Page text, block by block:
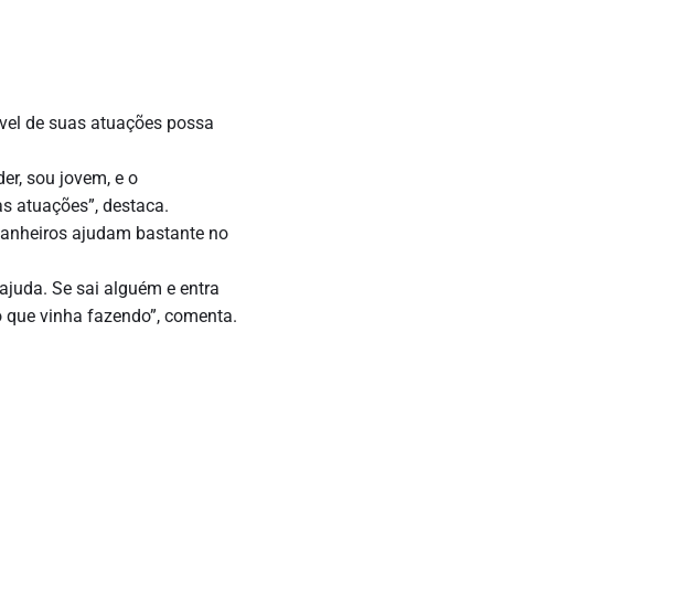
de suas atuações possa
sou jovem, e o
atuações”, destaca.
ajudam bastante no
Se sai alguém e entra
vinha fazendo”, comenta.